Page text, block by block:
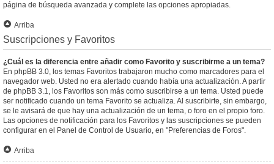
página de búsqueda avanzada y complete las opciones apropiadas.
Arriba
Suscripciones y Favoritos
¿Cuál es la diferencia entre añadir como Favorito y suscribirme a un tema?
En phpBB 3.0, los temas Favoritos trabajaron mucho como marcadores para el
navegador web. Usted no era alertado cuando había una actualización. A partir
de phpBB 3.1, los Favoritos son más como suscribirse a un tema. Usted puede
ser notificado cuando un tema Favorito se actualiza. Al suscribirte, sin embargo,
se le avisará de que hay una actualización de un tema, o foro en el propio foro.
Las opciones de notificación para los Favoritos y las suscripciones se pueden
configurar en el Panel de Control de Usuario, en "Preferencias de Foros".
Arriba